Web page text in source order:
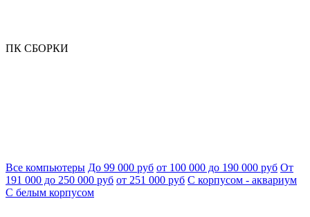
ПК СБОРКИ
Все компьютеры До 99 000 руб от 100 000 до 190 000 руб От
191 000 до 250 000 руб от 251 000 руб С корпусом - аквариум
С белым корпусом